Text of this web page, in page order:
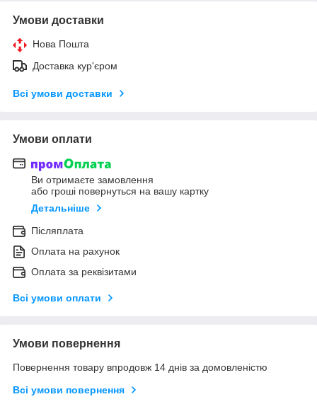
Умови доставки
Нова Пошта
Доставка кур'єром
Всі умови доставки
Умови оплати
Ви отримаєте замовлення
або гроші повернуться на вашу картку
Детальніше
Післяплата
Оплата на рахунок
Оплата за реквізитами
Всі умови оплати
Умови повернення
Повернення товару впродовж 14 днів за домовленістю
Всі умови повернення